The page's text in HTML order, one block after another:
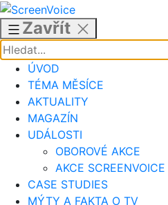
Přejít
obsahu
Zavřít
ÚVOD
TÉMA MĚSÍCE
AKTUALITY
MAGAZÍN
UDÁLOSTI
OBOROVÉ AKCE
AKCE SCREENVOICE
CASE STUDIES
MÝTY A FAKTA O TV